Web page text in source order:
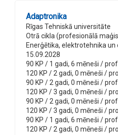
Adaptronika
Rīgas Tehniskā universitāte
Otrā cikla (profesionālā
Enerģētika, elektrotehnika
15.09.2028
90 KP / 1 gadi, 6 mēneši /
120 KP / 2 gadi, 0 mēneši /
90 KP / 2 gadi, 0 mēneši /
120 KP / 3 gadi, 0 mēneši /
90 KP / 2 gadi, 0 mēneši /
120 KP / 3 gadi, 0 mēneši /
90 KP / 1 gadi, 6 mēneši /
120 KP / 2 gadi, 0 mēneši /